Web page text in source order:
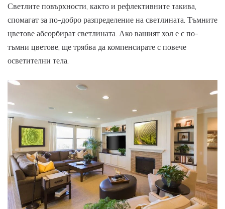
Светлите повърхности, както и рефлективните такива,
спомагат за по-добро разпределение на светлината. Тъмните
цветове абсорбират светлината. Ако вашият хол е с по-
тъмни цветове, ще трябва да компенсирате с повече
осветителни тела.